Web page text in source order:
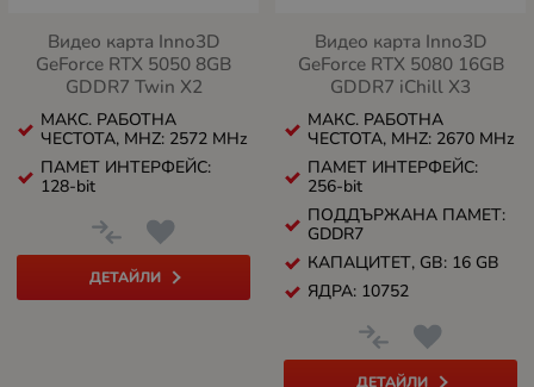
Видео карта Inno3D
GeForce RTX 5050 8GB
GDDR7 Twin X2
МАКС. РАБОТНА
ЧЕСТОТА, MHZ: 2572 MHz
ПАМЕТ ИНТЕРФЕЙС:
128-bit
ДЕТАЙЛИ
Видео карта Inno3D
GeForce RTX 5080 16GB
GDDR7 iChill X3
МАКС. РАБОТНА
ЧЕСТОТА, MHZ: 2670 MHz
ПАМЕТ ИНТЕРФЕЙС:
256-bit
ПОДДЪРЖАНА ПАМЕТ:
GDDR7
КАПАЦИТЕТ, GB: 16 GB
ЯДРА: 10752
ДЕТАЙЛИ